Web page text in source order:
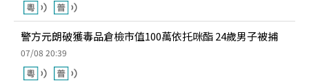
警方元朗破獲毒品倉檢市值100萬依托咪酯 24歲男子被捕
07/08 20:39